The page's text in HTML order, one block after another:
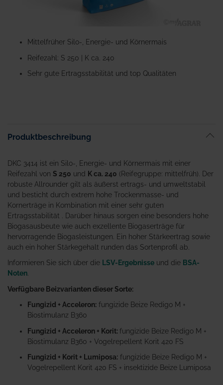
Anfang
Bildgalerie
springen
Mittelfrüher Silo-, Energie- und Körnermais
Reifezahl: S 250 | K ca. 240
Sehr gute Ertragsstabilität und top Qualitäten
Produktbeschreibung
DKC 3414 ist ein Silo-, Energie- und Körnermais mit einer
Reifezahl von S 250 und K ca. 240 (Reifegruppe: mittelfrüh). Der
robuste Allrounder gilt als äußerst ertrags- und umweltstabil
und besticht durch extrem hohe Trockenmasse- und
Kornerträge in Kombination mit einer sehr guten
Ertragsstabilität . Darüber hinaus sorgen eine besonders hohe
Biogasausbeute wie auch exzellente Biogaserträge für
hervorragende Biogasleistungen. Ein hoher Stärkeertrag sowie
auch ein hoher Stärkegehalt runden das Sortenprofil ab.
Informieren Sie sich über die LSV-Ergebnisse und die BSA-
Noten
Verfügbare Beizvarianten dieser Sorte:
Fungizid + Acceleron: fungizide Beize Redigo M +
Biostimulanz B360
Fungizid + Acceleron + Korit:fungizide Beize Redigo M +
Biostimulanz B360 + Vogelrepellent Korit 420 FS
Fungizid + Korit + Lumiposa: fungizide Beize Redigo M +
Vogelrepellent Korit 420 FS + insektizide Beize Lumiposa